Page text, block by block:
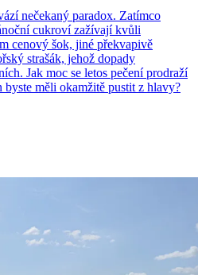
nečekaný paradox. Zatímco
cukroví zažívají kvůli
cenový šok, jiné překvapivě
strašák, jehož dopady
Jak moc se letos pečení prodraží
měli okamžitě pustit z hlavy?